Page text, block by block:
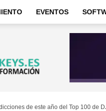
EVENTOS
de este año del Top 100 de